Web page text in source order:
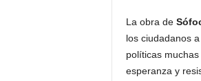
La obra de
los ciudadanos
políticas
esperanza y